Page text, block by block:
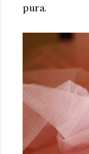
pura.